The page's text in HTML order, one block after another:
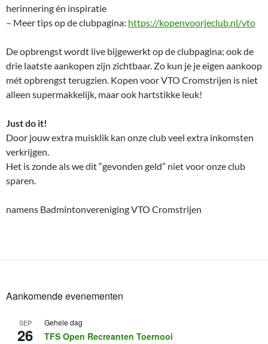
herinnering én inspiratie
– Meer tips op de clubpagina: https://kopenvoorjeclub.nl/vto
De opbrengst wordt live bijgewerkt op de clubpagina; ook de
drie laatste aankopen zijn zichtbaar. Zo kun je je eigen aankoop
mét opbrengst terugzien. Kopen voor VTO Cromstrijen is niet
alleen supermakkelijk, maar ook hartstikke leuk!
Just do it!
Door jouw extra muisklik kan onze club veel extra inkomsten
verkrijgen.
Het is zonde als we dit “gevonden geld” niet voor onze club
sparen.
namens Badmintonvereniging VTO Cromstrijen
Aankomende evenementen
SEP
26
Gehele dag
TFS Open Recreanten Toernooi